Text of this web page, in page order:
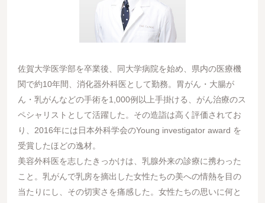
佐賀大学医学部を卒業後、同大学病院を始め、県内の医療機
関で約10年間、消化器外科医として勤務。胃がん・大腸が
ん・乳がんなどの手術を1,000例以上手掛ける、がん治療のス
ペシャリストとして活躍した。その造詣は高く評価されてお
り、2016年には日本外科学会のYoung investigator award を
受賞したほどの逸材。
美容外科医を志したきっかけは、乳腺外来の診療に携わった
こと。乳がんで乳房を摘出した女性たちの美への情熱を目の
当たりにし、その切実さを痛感した。女性たちの思いに何と